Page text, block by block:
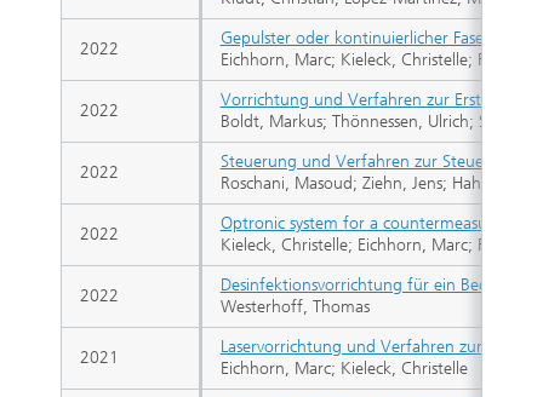
Gepulster oder kontinuierlicher Faserlaser
Eichhorn, Marc; Kieleck, Christelle;
Vorrichtung und Verfahren zur Erstellung
Boldt, Markus; Thönnessen, Ulrich; Schulz,
Steuerung und Verfahren zur Steuerung
Roschani, Masoud; Ziehn, Jens; Hahn,
Optronic system for a countermeasure
Kieleck, Christelle; Eichhorn, Marc; Rudow,
Desinfektionsvorrichtung für ein
Westerhoff, Thomas
Laservorrichtung und Verfahren zum
Eichhorn, Marc; Kieleck, Christelle
2022
2022
2022
2022
2022
2021